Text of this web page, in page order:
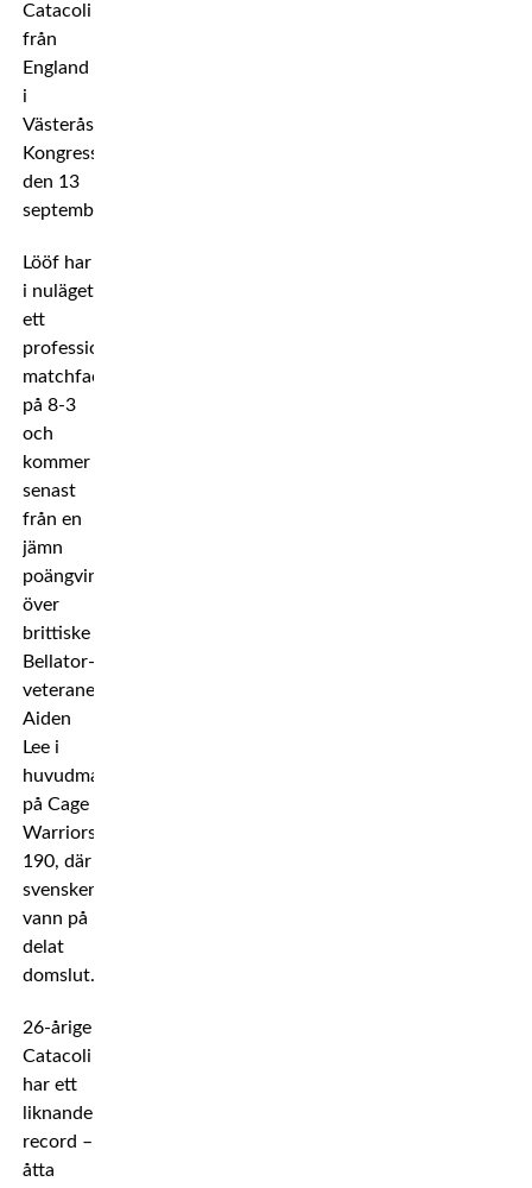
Catacoli
från
England
i
Västerås
Kongress
den 13
september.
Lööf har
i nuläget
ett
professionellt
matchfacit
på 8-3
och
kommer
senast
från en
jämn
poängvinst
över
brittiske
Bellator-
veteranen
Aiden
Lee i
huvudmatchen
på Cage
Warriors
190, där
svensken
vann på
delat
domslut.
26-årige
Catacoli
har ett
liknande
record –
åtta